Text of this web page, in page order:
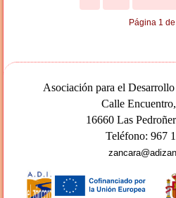
Página 1
Asociación para el
Calle
16660 Las
Teléfono: 967